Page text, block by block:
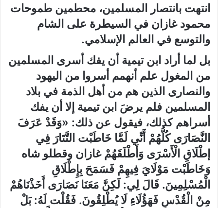
انتهت بانتصار المسلمين، محطمين طموحات
محمود غازان في السيطرة على الشام
والتوسع في العالم الإسلامي.
بل لما أراد ابن تيمية أن يفك أسرى المسلمين
من المغول علم أنهمم أسروا من اليهود
والنصارى الذين هم من أهل الذمة في بلاد
المسلمين فلم يرضَ ابن تيمية إلا أن يفك
أسراهم كذلك، فيقول عن ذلك: «وَقَدْ عَرَفَ
النَّصَارَى كُلُّهُمْ أَنِّي لَمَّا خَاطَبْت التَّتَارَ فِي
إطْلَاقِ الْأَسْرَى وَأَطْلَقَهُمْ غازان وقطلو شاه
وَخَاطَبْت مَوْلَايَ فِيهِمْ فَسَمَحَ بِإِطْلَاقِ
الْمُسْلِمِينَ. قَالَ لِي: لَكِنَّ مَعَنَا نَصَارَى أَخَذْنَاهُمْ
مِنْ الْقُدْسِ فَهَؤُلَاءِ لَا يُطْلِقُونَ. فَقُلْت لَهُ: بَلْ